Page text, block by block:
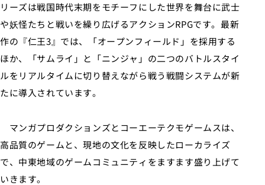
リーズは戦国時代末期をモチーフにした世界を舞台に武士
や妖怪たちと戦いを繰り広げるアクションRPGです。最新
作の『仁王3』では、「オープンフィールド」を採用する
ほか、「サムライ」と「ニンジャ」の二つのバトルスタイ
ルをリアルタイムに切り替えながら戦う戦闘システムが新
たに導入されています。
マンガプロダクションズとコーエーテクモゲームスは、
高品質のゲームと、現地の文化を反映したローカライズ
で、中東地域のゲームコミュニティをますます盛り上げて
いきます。